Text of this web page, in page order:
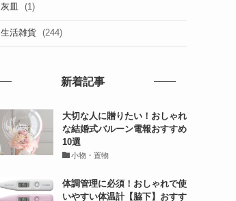
灰皿 (1)
生活雑貨 (244)
新着記事
大切な人に贈りたい！おしゃれ
な結婚式バルーン電報おすすめ
10選
小物・置物
体調管理に必須！おしゃれで使
いやすい体温計【脇下】おすす